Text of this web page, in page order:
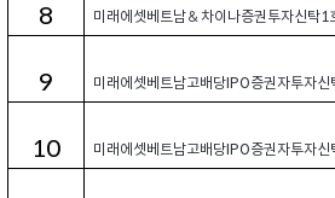
8 미래에셋베트남＆차이나증권투자신탁1
9 미래에셋베트남고배당IPO증권자투자
10 미래에셋베트남고배당IPO증권자투자신